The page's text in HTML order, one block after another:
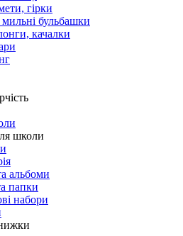
гірки
бульбашки
качалки
школи
альбоми
папки
набори